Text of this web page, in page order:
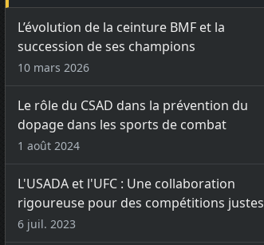
L’évolution de la ceinture BMF et la
succession de ses champions
10 mars 2026
Le rôle du CSAD dans la prévention du
dopage dans les sports de combat
1 août 2024
L'USADA et l'UFC : Une collaboration
rigoureuse pour des compétitions justes
6 juil. 2023